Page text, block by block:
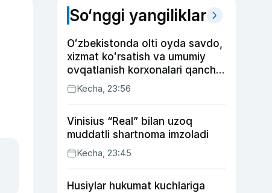
So‘nggi yangiliklar
Oʻzbekistonda olti oyda savdo,
xizmat koʻrsatish va umumiy
ovqatlanish korxonalari qancha
soliq toʻlagani ochiqlandi
Kecha, 23:56
Vinisius “Real” bilan uzoq
muddatli shartnoma imzoladi
Kecha, 23:45
Husiylar hukumat kuchlariga